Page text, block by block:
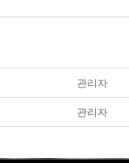
관리자
관리자